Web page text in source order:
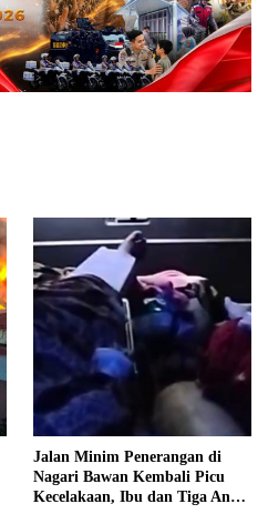
Jalan Minim Penerangan di
Nagari Bawan Kembali Picu
Kecelakaan, Ibu dan Tiga Anak